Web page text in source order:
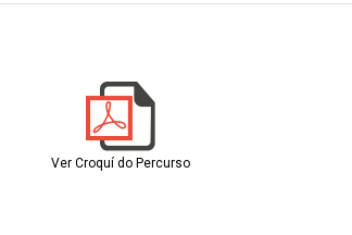
Ver Croquí do Percurso